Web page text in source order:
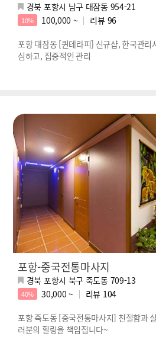
경북 포항시 남구 대잠동 954-21
10% 100,000 ~ 리뷰 96
포항 대잠동 [퀸테라피] 신규샵, 한국관
심하고, 집중적인 관리
포항-중국전통마사지
경북 포항시 북구 죽도동 709-13
40% 30,000 ~ 리뷰 104
포항 죽도동 [중국전통마사지] 친절함과
러분의 힐링을 책임집니다~